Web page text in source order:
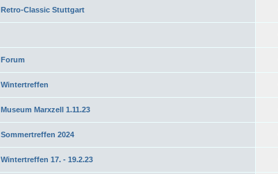
Retro-Classic Stuttgart
Forum
Wintertreffen
Museum Marxzell 1.11.23
Sommertreffen 2024
Wintertreffen 17. - 19.2.23